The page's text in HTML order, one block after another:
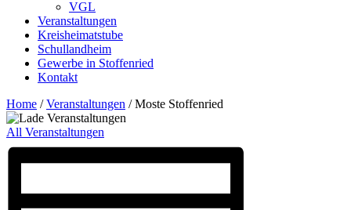
VGL
Veranstaltungen
Kreisheimatstube
Schullandheim
Gewerbe in Stoffenried
Kontakt
Home / Veranstaltungen / Moste Stoffenried
All Veranstaltungen